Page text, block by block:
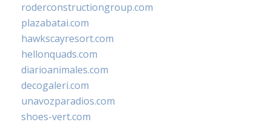
roderconstructiongroup.com
plazabatai.com
hawkscayresort.com
hellonquads.com
diarioanimales.com
decogaleri.com
unavozparadios.com
shoes-vert.com